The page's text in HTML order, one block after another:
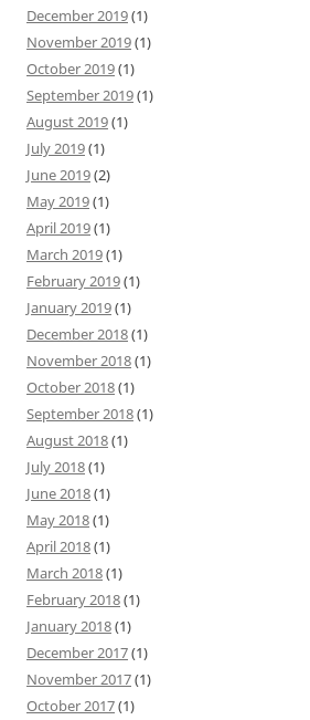
December 2019(1)
November 2019(1)
October 2019(1)
September 2019(1)
August 2019(1)
July 2019(1)
June 2019(2)
May 2019(1)
April 2019(1)
March 2019(1)
February 2019(1)
January 2019(1)
December 2018(1)
November 2018(1)
October 2018(1)
September 2018(1)
August 2018(1)
July 2018(1)
June 2018(1)
May 2018(1)
April 2018(1)
March 2018(1)
February 2018(1)
January 2018(1)
December 2017(1)
November 2017(1)
October 2017(1)